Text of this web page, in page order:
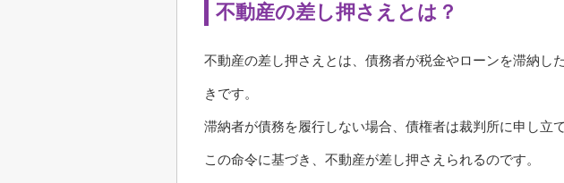
不動産の差し押さえとは？
不動産の差し押さえとは、債務者が税金やローンを滞納
きです。
滞納者が債務を履行しない場合、債権者は裁判所に申し立
この命令に基づき、不動産が差し押さえられるのです。